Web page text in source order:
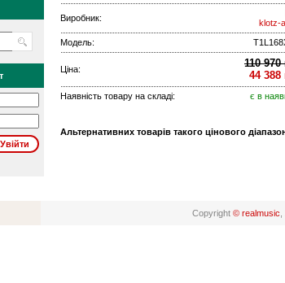
Виробник:
klotz-
Модель:
Ціна:
110 970
44 388
Наявність товару на складі: є в
Альтернативних товарів такого цінового
Copyright © realmusic